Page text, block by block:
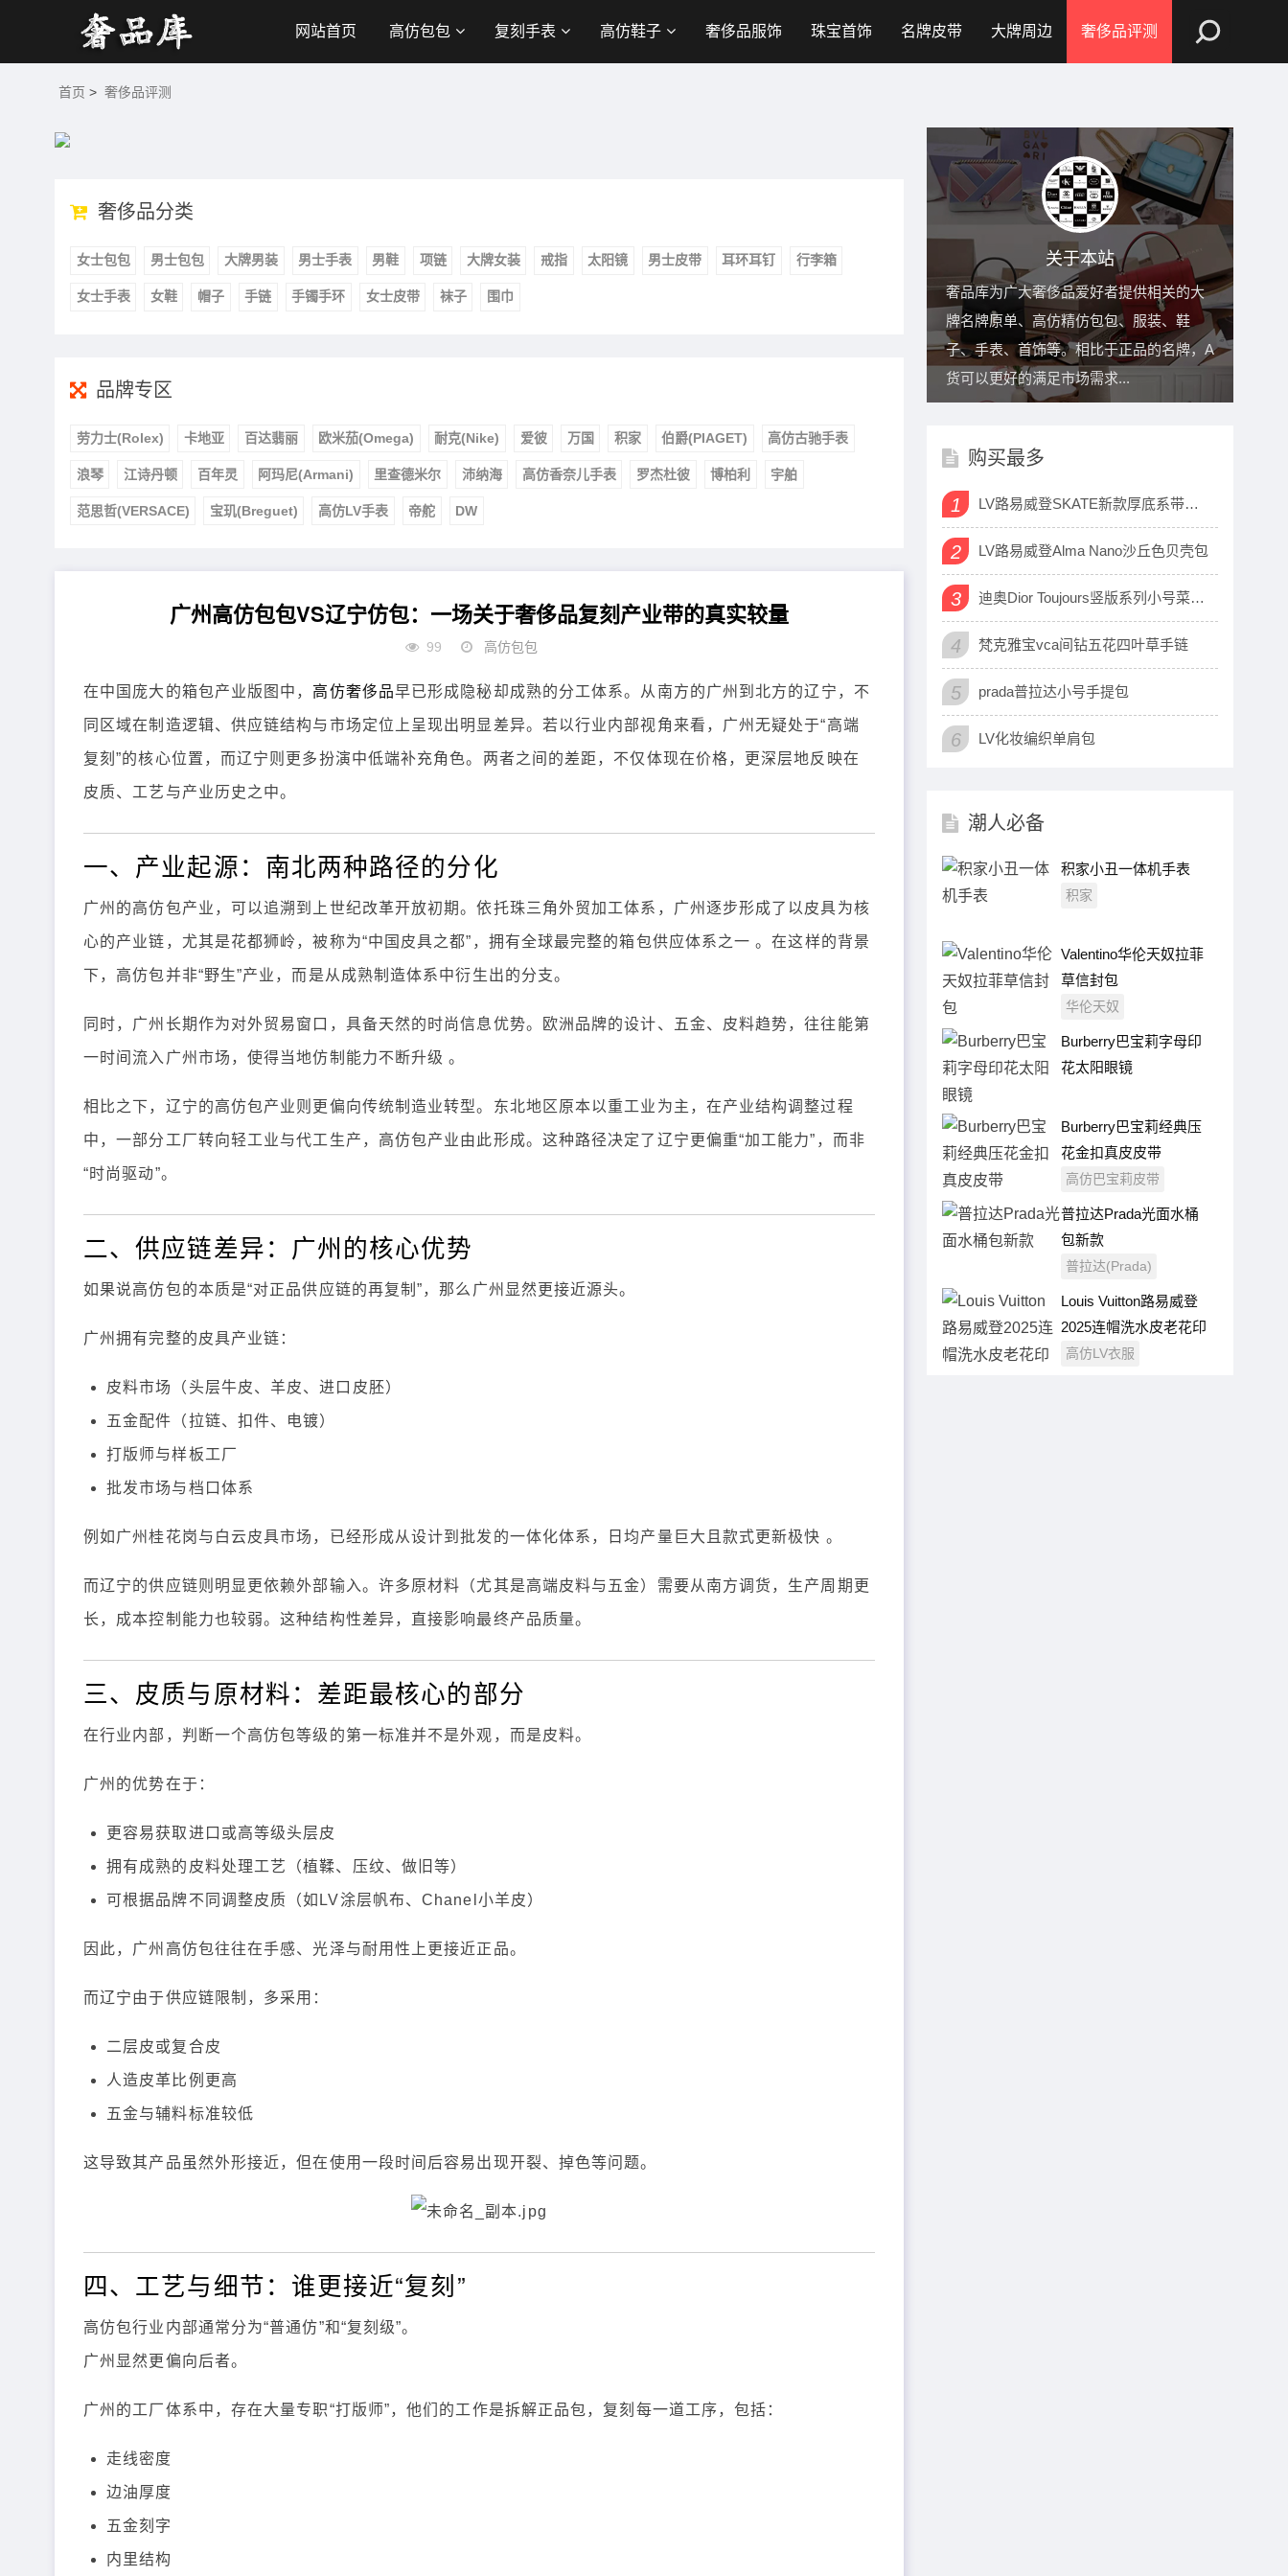
网站首页 高仿包包 复刻手表 高仿鞋子 奢侈品服饰 珠宝首饰 名牌皮带 大牌周边 奢侈品评测
首页 > 奢侈品评测
奢侈品分类
女士包包 男士包包 大牌男装 男士手表 男鞋 项链 大牌女装 戒指 太阳镜 男士皮带 耳环耳钉 行李箱
女士手表 女鞋 帽子 手链 手镯手环 女士皮带 袜子 围巾
品牌专区
劳力士(Rolex) 卡地亚 百达翡丽 欧米茄(Omega) 耐克(Nike) 爱彼 万国 积家 伯爵(PIAGET) 高仿古驰手表
浪琴 江诗丹顿 百年灵 阿玛尼(Armani) 里查德米尔 沛纳海 高仿香奈儿手表 罗杰杜彼 博柏利 宇舶
范思哲(VERSACE) 宝玑(Breguet) 高仿LV手表 帝舵 DW
广州高仿包包VS辽宁仿包：一场关于奢侈品复刻产业带的真实较量
99 高仿包包
在中国庞大的箱包产业版图中， 高仿奢侈品早已形成隐秘却成熟的分工体系。从南方的广州到北方的辽宁，不
同区域在制造逻辑、供应链结构与市场定位上呈现出明显差异。若以行业内部视角来看，广州无疑处于“高端
复刻”的核心位置，而辽宁则更多扮演中低端补充角色。两者之间的差距，不仅体现在价格，更深层地反映在
皮质、工艺与产业历史之中。
一、产业起源：南北两种路径的分化
广州的高仿包产业，可以追溯到上世纪改革开放初期。依托珠三角外贸加工体系，广州逐步形成了以皮具为核
心的产业链，尤其是花都狮岭，被称为“中国皮具之都”，拥有全球最完整的箱包供应体系之一 。在这样的背景
下，高仿包并非“野生”产业，而是从成熟制造体系中衍生出的分支。
同时，广州长期作为对外贸易窗口，具备天然的时尚信息优势。欧洲品牌的设计、五金、皮料趋势，往往能第
一时间流入广州市场，使得当地仿制能力不断升级 。
相比之下，辽宁的高仿包产业则更偏向传统制造业转型。东北地区原本以重工业为主，在产业结构调整过程
中，一部分工厂转向轻工业与代工生产，高仿包产业由此形成。这种路径决定了辽宁更偏重“加工能力”，而非
“时尚驱动”。
二、供应链差异：广州的核心优势
如果说高仿包的本质是“对正品供应链的再复制”，那么广州显然更接近源头。
广州拥有完整的皮具产业链：
皮料市场（头层牛皮、羊皮、进口皮胚）
五金配件（拉链、扣件、电镀）
打版师与样板工厂
批发市场与档口体系
例如广州桂花岗与白云皮具市场，已经形成从设计到批发的一体化体系，日均产量巨大且款式更新极快 。
而辽宁的供应链则明显更依赖外部输入。许多原材料（尤其是高端皮料与五金）需要从南方调货，生产周期更
长，成本控制能力也较弱。这种结构性差异，直接影响最终产品质量。
三、皮质与原材料：差距最核心的部分
在行业内部，判断一个高仿包等级的第一标准并不是外观，而是皮料。
广州的优势在于：
更容易获取进口或高等级头层皮
拥有成熟的皮料处理工艺（植鞣、压纹、做旧等）
可根据品牌不同调整皮质（如LV涂层帆布、Chanel小羊皮）
因此，广州高仿包往往在手感、光泽与耐用性上更接近正品。
而辽宁由于供应链限制，多采用：
二层皮或复合皮
人造皮革比例更高
五金与辅料标准较低
这导致其产品虽然外形接近，但在使用一段时间后容易出现开裂、掉色等问题。
四、工艺与细节：谁更接近“复刻”
高仿包行业内部通常分为“普通仿”和“复刻级”。
广州显然更偏向后者。
广州的工厂体系中，存在大量专职“打版师”，他们的工作是拆解正品包，复刻每一道工序，包括：
走线密度
边油厚度
五金刻字
内里结构
关于本站
奢品库为广大奢侈品爱好者提供相关的大
牌名牌原单、高仿精仿包包、服装、鞋
子、手表、首饰等。相比于正品的名牌，A
货可以更好的满足市场需求...
购买最多
1 LV路易威登SKATE新款厚底系带运动鞋
2 LV路易威登Alma Nano沙丘色贝壳包
3 迪奥Dior Toujours竖版系列小号菜篮子包
4 梵克雅宝vca间钻五花四叶草手链
5 prada普拉达小号手提包
6 LV化妆编织单肩包
潮人必备
积家小丑一体机手表
积家
Valentino华伦天奴拉菲
草信封包
华伦天奴
Burberry巴宝莉字母印
花太阳眼镜
Burberry巴宝莉经典压
花金扣真皮皮带
高仿巴宝莉皮带
普拉达Prada光面水桶
包新款
普拉达(Prada)
Louis Vuitton路易威登
2025连帽洗水皮老花印
花拉链皮衣外套
高仿LV衣服